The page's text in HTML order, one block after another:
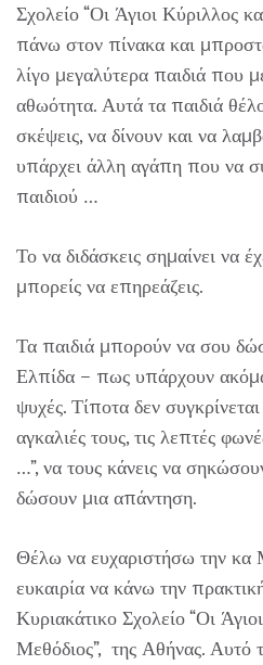
Σχολείο “Οι Άγιοι Κύριλλος
πάνω στον πίνακα και
λίγο μεγαλύτερα παιδιά που
αθωότητα. Αυτά τα παιδιά
σκέψεις, να δίνουν και να
υπάρχει άλλη αγάπη που να
παιδιού …
Το να διδάσκεις σημαίνει να
μπορείς να επηρεάζεις.
Τα παιδιά μπορούν να σου
Ελπίδα – πως υπάρχουν
ψυχές. Τίποτα δεν συγκρίνεται
αγκαλιές τους, τις λεπτές
…”, να τους κάνεις να
δώσουν μια απάντηση.
Θέλω να ευχαριστήσω την κα
ευκαιρία να κάνω την
Κυριακάτικο Σχολείο “Οι
Μεθόδιος”, της Αθήνας. Αυτό